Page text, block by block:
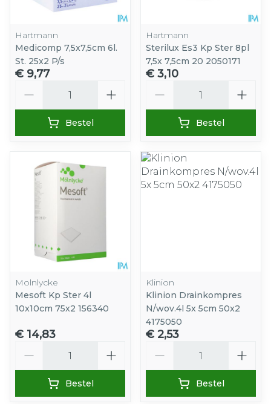
Hartmann
Medicomp 7,5x7,5cm 6l.
St. 25x2 P/s
€ 9,77
Bestel
Hartmann
Sterilux Es3 Kp Ster 8pl
7,5x 7,5cm 20 2050171
€ 3,10
Bestel
Molnlycke
Mesoft Kp Ster 4l
10x10cm 75x2 156340
€ 14,83
Bestel
Klinion
Klinion Drainkompres
N/wov.4l 5x 5cm 50x2
4175050
€ 2,53
Bestel